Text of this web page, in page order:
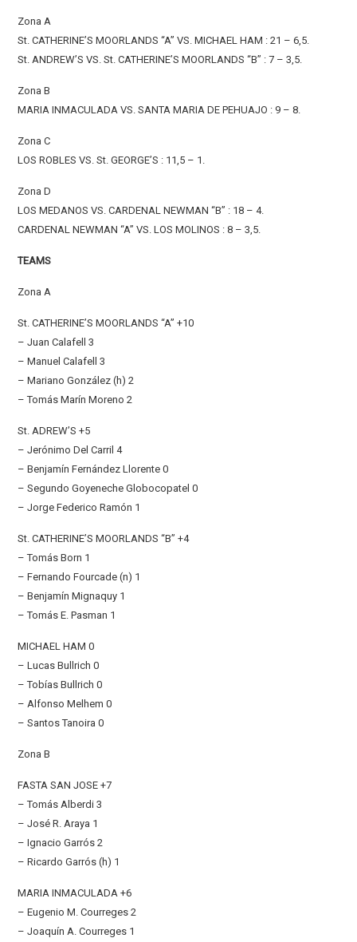
Zona A
St. CATHERINE’S MOORLANDS “A” VS. MICHAEL HAM : 21 – 6,5.
St. ANDREW’S VS. St. CATHERINE’S MOORLANDS “B” : 7 – 3,5.
Zona B
MARIA INMACULADA VS. SANTA MARIA DE PEHUAJO : 9 – 8.
Zona C
LOS ROBLES VS. St. GEORGE’S : 11,5 – 1.
Zona D
LOS MEDANOS VS. CARDENAL NEWMAN “B” : 18 – 4.
CARDENAL NEWMAN “A” VS. LOS MOLINOS : 8 – 3,5.
TEAMS
Zona A
St. CATHERINE’S MOORLANDS “A” +10
– Juan Calafell 3
– Manuel Calafell 3
– Mariano González (h) 2
– Tomás Marín Moreno 2
St. ADREW’S +5
– Jerónimo Del Carril 4
– Benjamín Fernández Llorente 0
– Segundo Goyeneche Globocopatel 0
– Jorge Federico Ramón 1
St. CATHERINE’S MOORLANDS “B” +4
– Tomás Born 1
– Fernando Fourcade (n) 1
– Benjamín Mignaquy 1
– Tomás E. Pasman 1
MICHAEL HAM 0
– Lucas Bullrich 0
– Tobías Bullrich 0
– Alfonso Melhem 0
– Santos Tanoira 0
Zona B
FASTA SAN JOSE +7
– Tomás Alberdi 3
– José R. Araya 1
– Ignacio Garrós 2
– Ricardo Garrós (h) 1
MARIA INMACULADA +6
– Eugenio M. Courreges 2
– Joaquín A. Courreges 1